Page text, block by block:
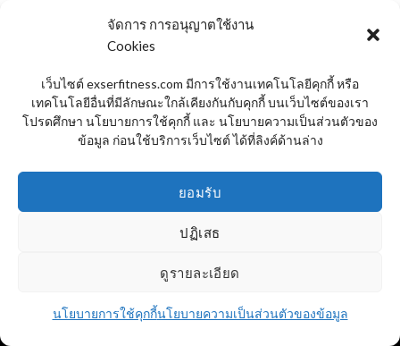
จัดการ การอนุญาตใช้งาน
Cookies
เว็บไซต์ exserfitness.com มีการใช้งานเทคโนโลยีคุกกี้ หรือ
เทคโนโลยีอื่นที่มีลักษณะใกล้เคียงกันกับคุกกี้ บนเว็บไซต์ของเรา
โปรดศึกษา นโยบายการใช้คุกกี้ และ นโยบายความเป็นส่วนตัวของ
ข้อมูล ก่อนใช้บริการเว็บไซต์ ได้ที่ลิงค์ด้านล่าง
ยอมรับ
ปฏิเสธ
ดูรายละเอียด
นโยบายการใช้คุกกี้นโยบายความเป็นส่วนตัวของข้อมูล
หน้าแรก สินค้า
วิธีเลือกซื้อ สมิทแมชชีน (SMITH MACHINE)
การรับประกัน
เปรียบเทียบ สินค้า พื้นที่จัดส่ง
แผนที่โชว์รูม
ติดต่อสั่งซื้อ
ขอใบเสนอราคา วิธีการสั่งซื้อ ผ่านเว็ป (24 ชั่วโมง)
Copyright 2026 ©Exserfitness.com